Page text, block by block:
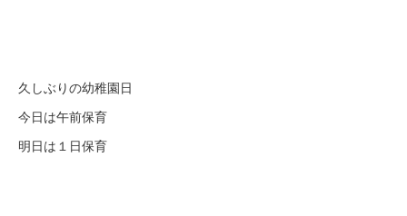
久しぶりの幼稚園日
今日は午前保育
明日は１日保育